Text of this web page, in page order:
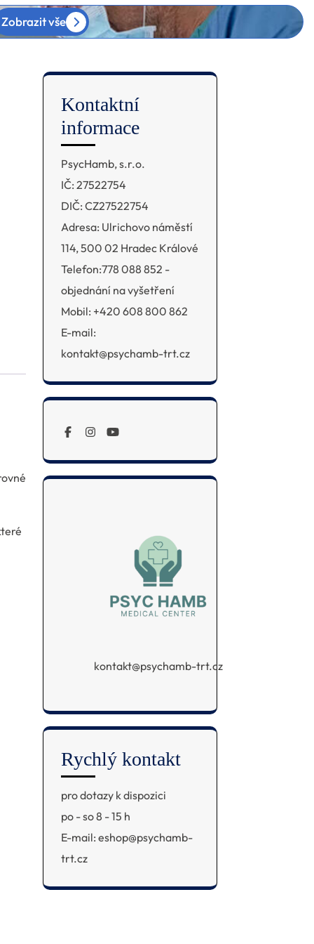
Zobrazit vše
Kontaktní
informace
PsycHamb, s.r.o.
IČ: 27522754
DIČ: CZ27522754
Adresa: Ulrichovo náměstí
114, 500 02 Hradec Králové
Telefon:778 088 852 -
objednání na vyšetření
Mobil: +420 608 800 862
E-mail:
kontakt@psychamb-trt.cz
kontakt@psychamb-trt.cz
Rychlý kontakt
pro dotazy k dispozici
po - so 8 - 15 h
E-mail: eshop@psychamb-
trt.cz